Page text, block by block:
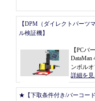
【DPM（ダイレクトパーツ
ル検証機】
【PCバ
DataMan
ンボル
詳細を
★【下取条件付き/バーコー